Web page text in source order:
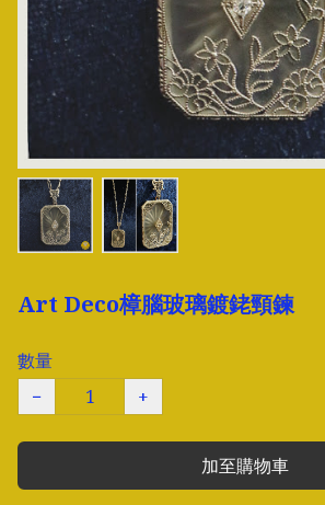
Art Deco樟腦玻璃鍍銠頸鍊
數量
−
+
加至購物車